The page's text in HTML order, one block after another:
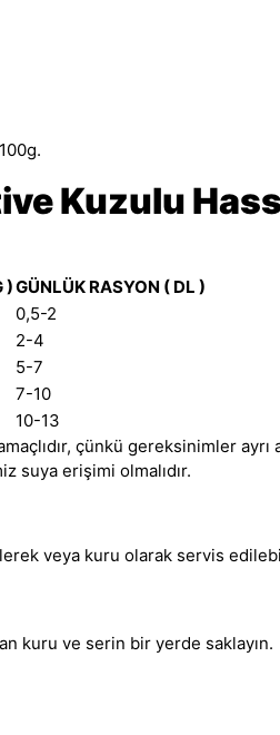
Kuzulu
)GÜNLÜK RASYON ( DL )
0,5-2
2-4
5-7
7-10
10-13
, çünkü gereksinimler ayrı
suya erişimi olmalıdır.
veya kuru olarak servis
kuru ve serin bir yerde saklayın.